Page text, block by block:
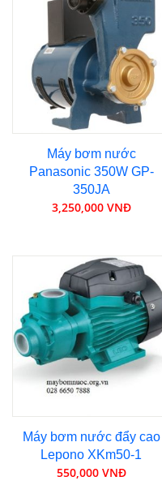
Máy bơm nước
Panasonic 350W GP-
350JA
3,250,000 VNĐ
Máy bơm nước đẩy cao
Lepono XKm50-1
550,000 VNĐ